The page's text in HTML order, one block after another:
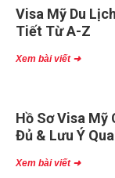
Visa Mỹ Du
Tiết Từ A-Z
Xem bài viết ➜
Hồ Sơ Visa Mỹ
Đủ & Lưu Ý
Xem bài viết ➜